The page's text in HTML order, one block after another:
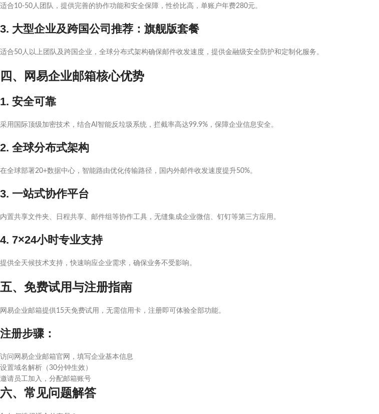
适合10-50人团队，提供完善的协作功能和安全保障，性价比高，单账户年费280元。
3. 大型企业及跨国公司推荐：旗舰版套餐
适合50人以上团队及跨国企业，全球分布式架构确保邮件收发速度，提供金融级安全防护和定制化服务。
四、网易企业邮箱核心优势
1. 安全可靠
采用国际顶级加密技术，结合AI智能反垃圾系统，拦截率高达99.9%，保障企业信息安全。
2. 全球分布式架构
在全球部署20+数据中心，智能路由优化传输路径，国内外邮件收发速度提升50%。
3. 一站式协作平台
内置共享文件夹、日程共享、邮件组等协作工具，无缝集成企业微信、钉钉等第三方应用。
4. 7×24小时专业支持
提供全天候技术支持，快速响应企业需求，确保业务不受影响。
五、免费试用与注册指南
网易企业邮箱提供15天免费试用，无需信用卡，注册即可体验全部功能。
注册步骤：
访问网易企业邮箱官网，填写企业基本信息
设置域名解析（30分钟生效）
邀请员工加入，分配邮箱账号
六、常见问题解答